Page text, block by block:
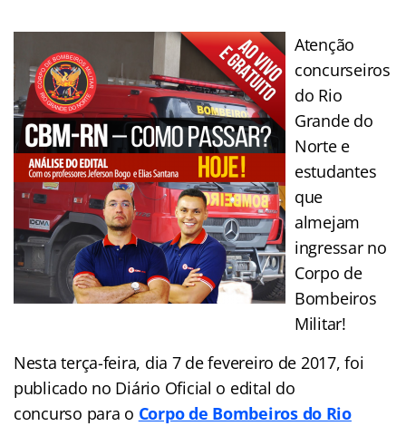
Atenção
concurseiros
do Rio
Grande do
Norte e
estudantes
que
almejam
ingressar no
Corpo de
Bombeiros
Militar!
Nesta terça-feira, dia 7 de fevereiro de 2017, foi
publicado no Diário Oficial o edital do
concurso para o Corpo de Bombeiros do Rio